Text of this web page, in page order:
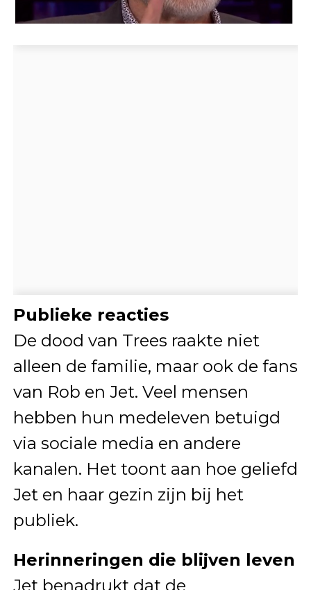
Publieke reacties
De dood van Trees raakte niet
alleen de familie, maar ook de fans
van Rob en Jet. Veel mensen
hebben hun medeleven betuigd
via sociale media en andere
kanalen. Het toont aan hoe geliefd
Jet en haar gezin zijn bij het
publiek.
Herinneringen die blijven leven
Jet benadrukt dat de